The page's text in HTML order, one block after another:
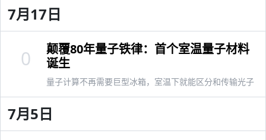
7月17日
颠覆80年量子铁律：首个室温量子材料
诞生
量子计算不再需要巨型冰箱，室温下就能区分和传输光子
0
7月5日